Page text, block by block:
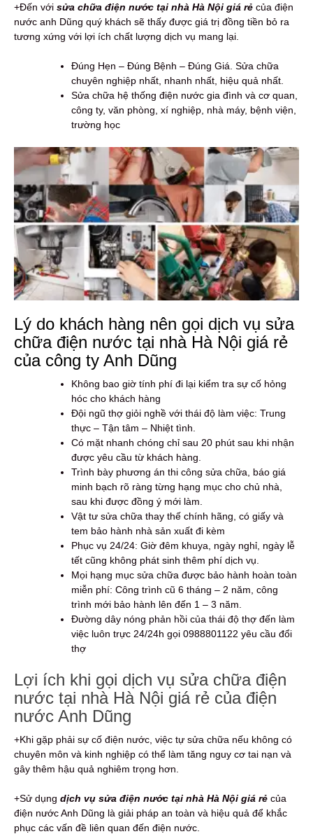
+Đến với sửa chữa điện nước tại nhà Hà Nội giá rẻ của điện
nước anh Dũng quý khách sẽ thấy được giá trị đồng tiền bỏ ra
tương xứng với lợi ích chất lượng dịch vụ mang lại.
Đúng Hẹn – Đúng Bệnh – Đúng Giá. Sửa chữa
chuyên nghiệp nhất, nhanh nhất, hiệu quả nhất.
Sửa chữa hệ thống điện nước gia đình và cơ quan,
công ty, văn phòng, xí nghiệp, nhà máy, bệnh viện,
trường học
Lý do khách hàng nên gọi dịch vụ sửa
chữa điện nước tại nhà Hà Nội giá rẻ
của công ty Anh Dũng
Không bao giờ tính phí đi lại kiểm tra sự cố hỏng
hóc cho khách hàng
Đội ngũ thợ giỏi nghề với thái độ làm việc: Trung
thực – Tận tâm – Nhiệt tình.
Có mặt nhanh chóng chỉ sau 20 phút sau khi nhận
được yêu cầu từ khách hàng.
Trình bày phương án thi công sửa chữa, báo giá
minh bạch rõ ràng từng hạng mục cho chủ nhà,
sau khi được đồng ý mới làm.
Vật tư sửa chữa thay thế chính hãng, có giấy và
tem bảo hành nhà sản xuất đi kèm
Phục vụ 24/24: Giờ đêm khuya, ngày nghỉ, ngày lễ
tết cũng không phát sinh thêm phí dịch vụ.
Mọi hạng mục sửa chữa được bảo hành hoàn toàn
miễn phí: Công trình cũ 6 tháng – 2 năm, công
trình mới bảo hành lên đến 1 – 3 năm.
Đường dây nóng phản hồi của thái độ thợ đến làm
việc luôn trực 24/24h gọi 0988801122 yêu cầu đổi
thợ
Lợi ích khi gọi dịch vụ sửa chữa điện
nước tại nhà Hà Nội giá rẻ của điện
nước Anh Dũng
+Khi gặp phải sự cố điện nước, việc tự sửa chữa nếu không có
chuyên môn và kinh nghiệp có thể làm tăng nguy cơ tai nạn và
gây thêm hậu quả nghiêm trọng hơn.
+Sử dụng dịch vụ sửa điện nước tại nhà Hà Nội giá rẻ của
điện nước Anh Dũng là giải pháp an toàn và hiệu quả để khắc
phục các vấn đề liên quan đến điện nước.